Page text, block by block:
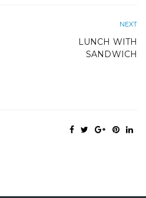
NEXT
LUNCH WITH
SANDWICH